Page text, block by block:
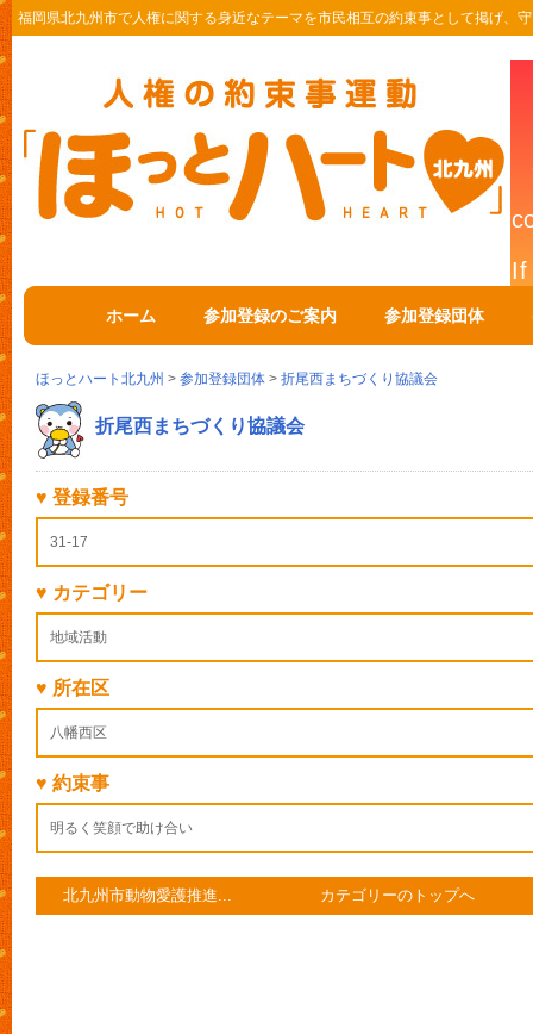
福岡県北九州市で人権に関する身近なテーマを市民相互の約束事として掲げ、
ホーム 参加登録のご案内 参加登録団体
ほっとハート北九州 > 参加登録団体 > 折尾西まちづくり協議会
折尾西まちづくり協議会
♥ 登録番号
31-17
♥ カテゴリー
地域活動
♥ 所在区
八幡西区
♥ 約束事
明るく笑顔で助け合い
北九州市動物愛護推進... カテゴリーのトップへ